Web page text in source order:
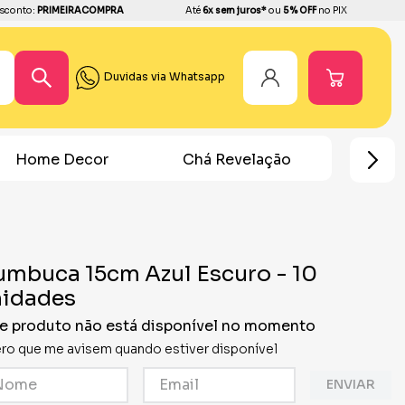
PRIMEIRACOMPRA Até6x sem juros*ou 5% OFFno PIX
Duvidas via Whatsapp
Home Decor Chá Revelação Festa
15cm Azul Escuro - 10
produto não está disponível no momento
que me avisem quando estiver disponível
ENVIAR